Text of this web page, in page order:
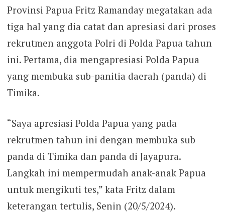
Provinsi Papua Fritz Ramanday megatakan ada
tiga hal yang dia catat dan apresiasi dari proses
rekrutmen anggota Polri di Polda Papua tahun
ini. Pertama, dia mengapresiasi Polda Papua
yang membuka sub-panitia daerah (panda) di
Timika.
“Saya apresiasi Polda Papua yang pada
rekrutmen tahun ini dengan membuka sub
panda di Timika dan panda di Jayapura.
Langkah ini mempermudah anak-anak Papua
untuk mengikuti tes,” kata Fritz dalam
keterangan tertulis, Senin (20/5/2024).